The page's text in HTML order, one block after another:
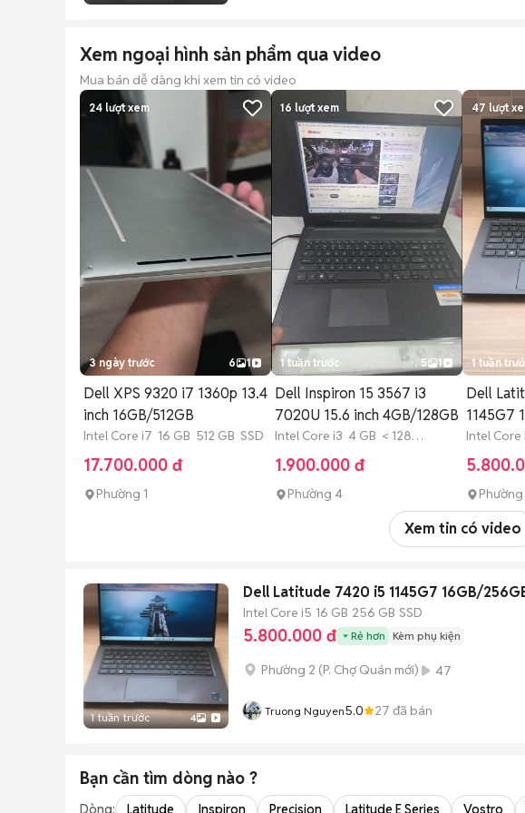
Xem ngoại hình sản phẩm qua video
Mua bán dễ dàng khi xem tin có video
24 lượt xem
3 ngày trước 6 1
Dell XPS 9320 i7 1360p 13.4
inch 16GB/512GB
Intel Core i7 16 GB 512 GB SSD
17.700.000 đ
Phường 1
16 lượt xem
1 tuần trước 5 1
Dell Inspiron 15 3567 i3
7020U 15.6 inch 4GB/128GB
Intel Core i3 4 GB < 128
GB SSD
1.900.000 đ
Phường 4
47 lượt
1 tuần
Dell
1145G7
Intel
GB SSD
Phường
Xem tin có video
1 tuần trước 4
Dell Latitude 7420 i5 1145G7 16GB/
Intel Core i5 16 GB 256 GB SSD
5.800.000 đ Rẻ hơn Kèm phụ kiện
Phường 2 (P. Chợ Quán mới) 47
Truong Nguyen5.0 27 đã bán
Bạn cần tìm dòng nào ?
Dòng: Latitude Inspiron Precision Latitude E Series Vostro